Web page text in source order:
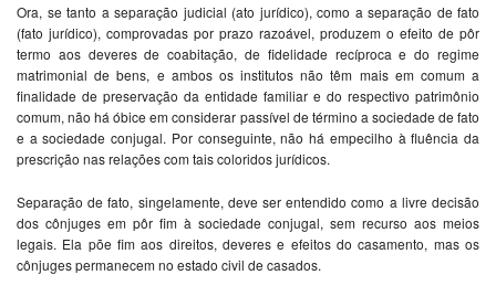
Ora, se tanto a separação judicial (ato jurídico), como a separação de fato
(fato jurídico), comprovadas por prazo razoável, produzem o efeito de pôr
termo aos deveres de coabitação, de fidelidade recíproca e do regime
matrimonial de bens, e ambos os institutos não têm mais em comum a
finalidade de preservação da entidade familiar e do respectivo patrimônio
comum, não há óbice em considerar passível de término a sociedade de fato
e a sociedade conjugal. Por conseguinte, não há empecilho à fluência da
prescrição nas relações com tais coloridos jurídicos.
Separação de fato, singelamente, deve ser entendido como a livre decisão
dos cônjuges em pôr fim à sociedade conjugal, sem recurso aos meios
legais. Ela põe fim aos direitos, deveres e efeitos do casamento, mas os
cônjuges permanecem no estado civil de casados.